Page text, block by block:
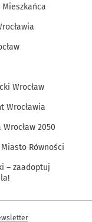
Wrocław
Wrocławia
2050
Miasto Równości
– zaadoptuj